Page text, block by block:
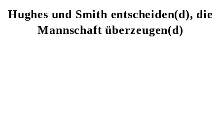
Hughes und Smith entscheiden(d), die
Mannschaft überzeugen(d)